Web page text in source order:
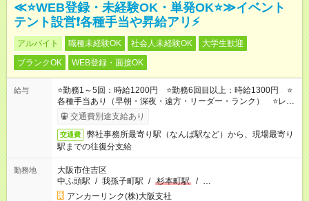
≪⭐WEB登録・未経験OK・単発OK⭐≫イベント
テント設営❗各種手当や昇給アリ⚡
アルバイト 職種未経験OK 社会人未経験OK
大学生歓迎
ブランクOK
WEB登録・面接OK
給与
⭐勤務1～5回：時給1200円 ⭐勤務6回目以上：時給1300円 ⭐
各種手当あり（早朝・深夜・遠方・リーダー・ランク） ⭐レギ
ュラー手当（週4日以上の勤務で時給UP！1400～2600円の実績
あり）
交通費別途支給あり
交通費
弊社事務所最寄り駅（なんば駅など）から、現場最寄り
駅までの往復分支給
勤務地
大阪市住吉区
中ふ頭駅 / 我孫子町駅 / 杉本町駅 / …
アンカーリンク(株)大阪支社